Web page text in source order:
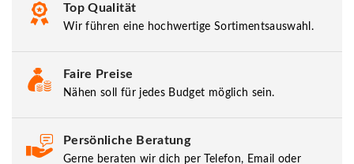
Top Qualität
Wir führen eine hochwertige Sortimentsauswahl.
Faire Preise
Nähen soll für jedes Budget möglich sein.
Persönliche Beratung
Gerne beraten wir dich per Telefon, Email oder